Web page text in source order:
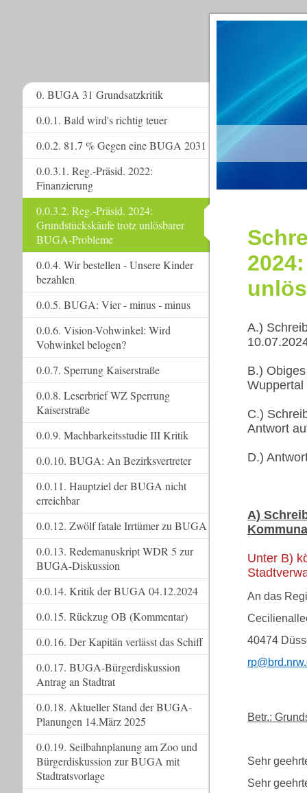
A.)
B.)
C.)
Antwort
D.)
A)
Unter B)
An das
40474
Betr.:
Sehr
Sehr
0. BUGA 31 Grundsatzkritik
0.0.1. Bald wird's richtig teuer
0.0.2. 81.7 % Gegen eine BUGA 2031
0.0.3.1. Reg.-Präsid. 2022:
Finanzierung
0.0.3.2. Reg.-Präsid. 2024:
Grundstückskäufe trotz unlösbarer
BUGA-Probleme
0.0.4. Wir bestellen - Unsere Kinder
bezahlen
0.0.5. BUGA: Vier - minus - minus
0.0.6. Vision-Vohwinkel: Wird
Vohwinkel belogen?
0.0.7. Sperrung Kaiserstraße
0.0.8. Leserbrief WZ Sperrung
Kaiserstraße
0.0.9. Machbarkeitsstudie III Kritik
0.0.10. BUGA: An Bezirksvertreter
0.0.11. Hauptziel der BUGA nicht
erreichbar
0.0.12. Zwölf fatale Irrtümer zu BUGA
0.0.13. Redemanuskript WDR 5 zur
BUGA-Diskussion
0.0.14. Kritik der BUGA 04.12.2024
0.0.15. Rückzug OB (Kommentar)
0.0.16. Der Kapitän verlässt das Schiff
0.0.17. BUGA-Bürgerdiskussion
Antrag an Stadtrat
0.0.18. Aktueller Stand der BUGA-
Planungen 14.März 2025
0.0.19. Seilbahnplanung am Zoo und
Bürgerdiskussion zur BUGA mit
Stadtratsvorlage